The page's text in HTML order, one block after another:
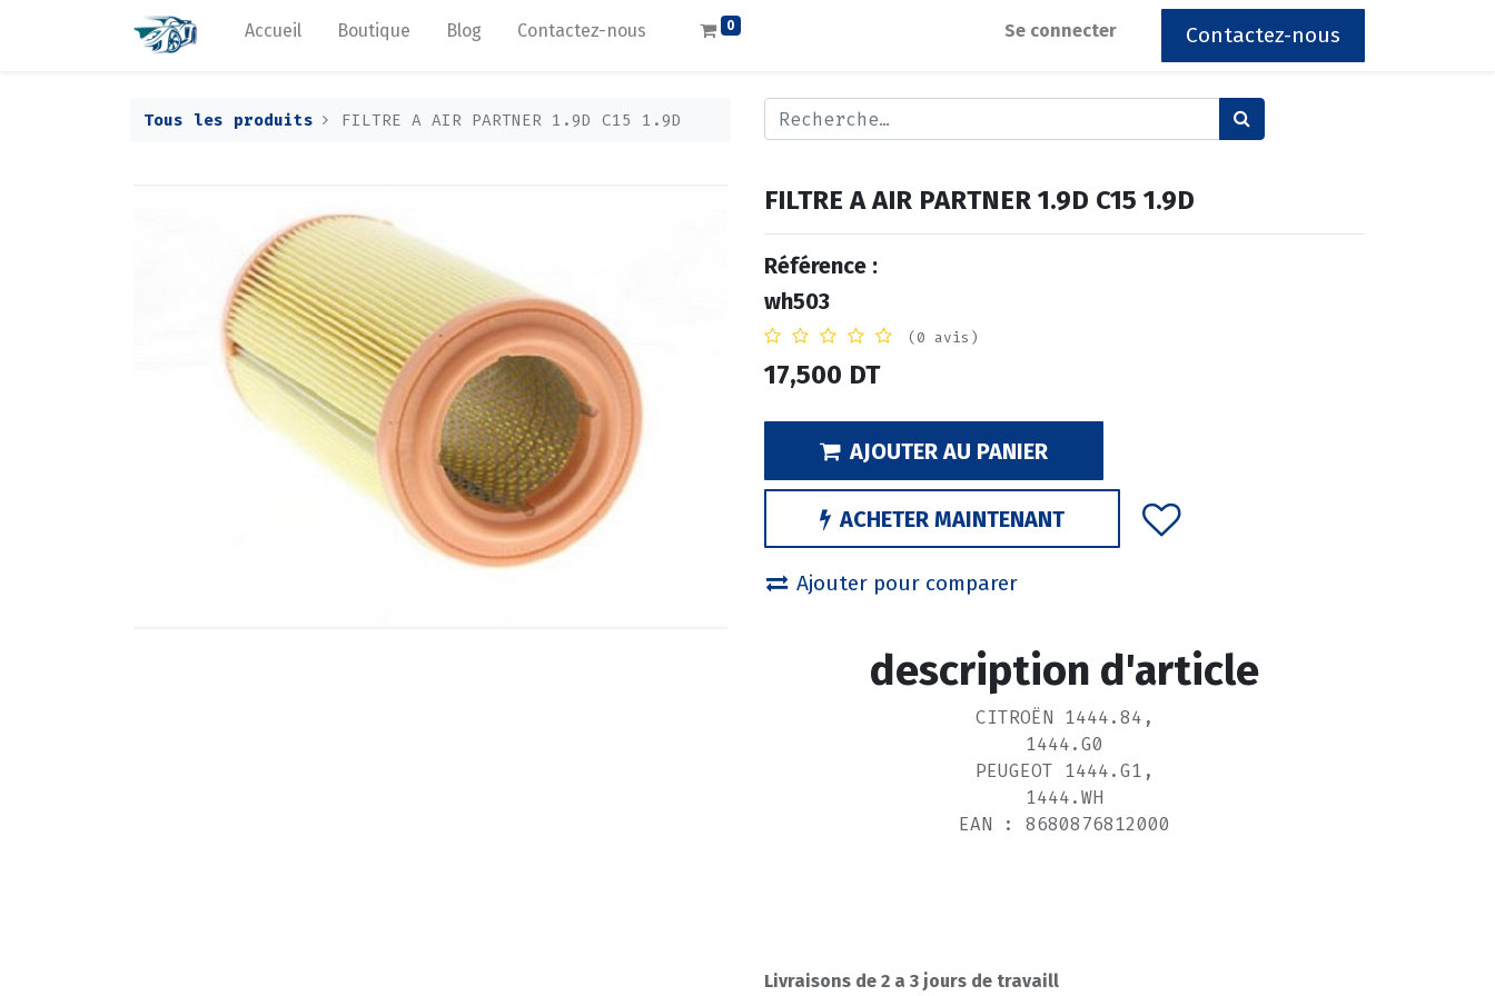
Accueil Boutique Blog Contactez-nous 0 Se connecter Contactez-nous
Tous les produits FILTRE A AIR PARTNER 1.9D C15 1.9D
FILTRE A AIR PARTNER 1.9D C15 1.9D
Référence :
wh503
(0 avis)
17,500 DT
AJOUTER AU PANIER
ACHETER MAINTENANT
Ajouter pour comparer
description d'article
CITROËN 1444.84,
1444.G0
PEUGEOT 1444.G1,
1444.WH
EAN : 8680876812000
Livraisons de 2 a 3 jours de travaill